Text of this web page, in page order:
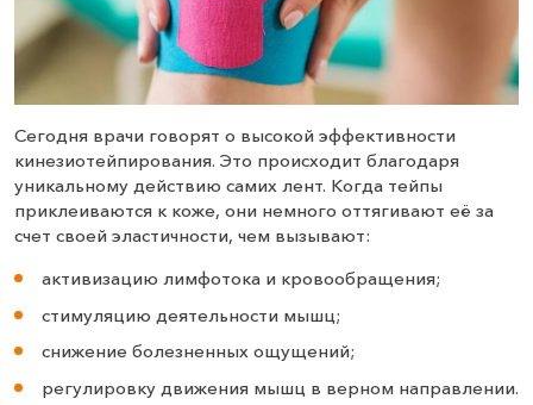
Сегодня врачи говорят о высокой эффективности
кинезиотейпирования. Это происходит благодаря
уникальному действию самих лент. Когда тейпы
приклеиваются к коже, они немного оттягивают её за
счет своей эластичности, чем вызывают:
активизацию лимфотока и кровообращения;
стимуляцию деятельности мышц;
снижение болезненных ощущений;
регулировку движения мышц в верном направлении.